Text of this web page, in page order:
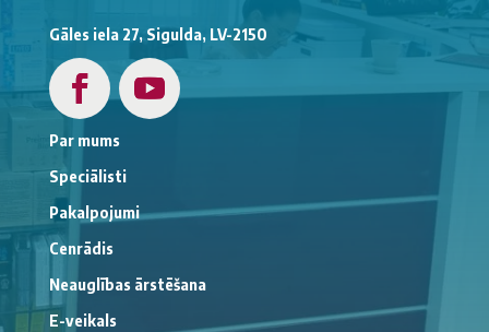
Gāles iela 27, Sigulda, LV-2150
Par mums
Speciālisti
Pakalpojumi
Cenrādis
Neauglības ārstēšana
E-veikals